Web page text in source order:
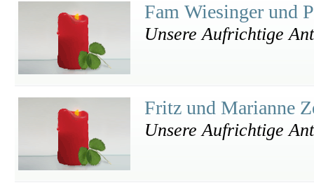
Fam Wiesinger und
Unsere Aufrichtige
Fritz und Marianne
Unsere Aufrichtige